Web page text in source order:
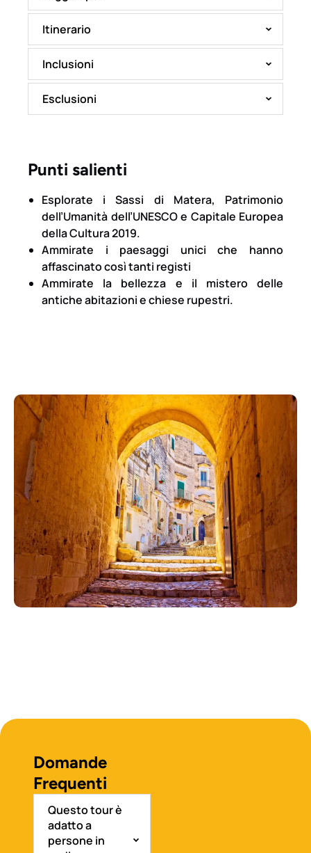
Itinerario
Inclusioni
Esclusioni
Punti salienti
Esplorate i Sassi di Matera, Patrimonio
dell’Umanità dell’UNESCO e Capitale Europea
della Cultura 2019.
Ammirate i paesaggi unici che hanno
affascinato così tanti registi
Ammirate la bellezza e il mistero delle
antiche abitazioni e chiese rupestri.
Domande
Frequenti
Questo tour è
adatto a
persone in